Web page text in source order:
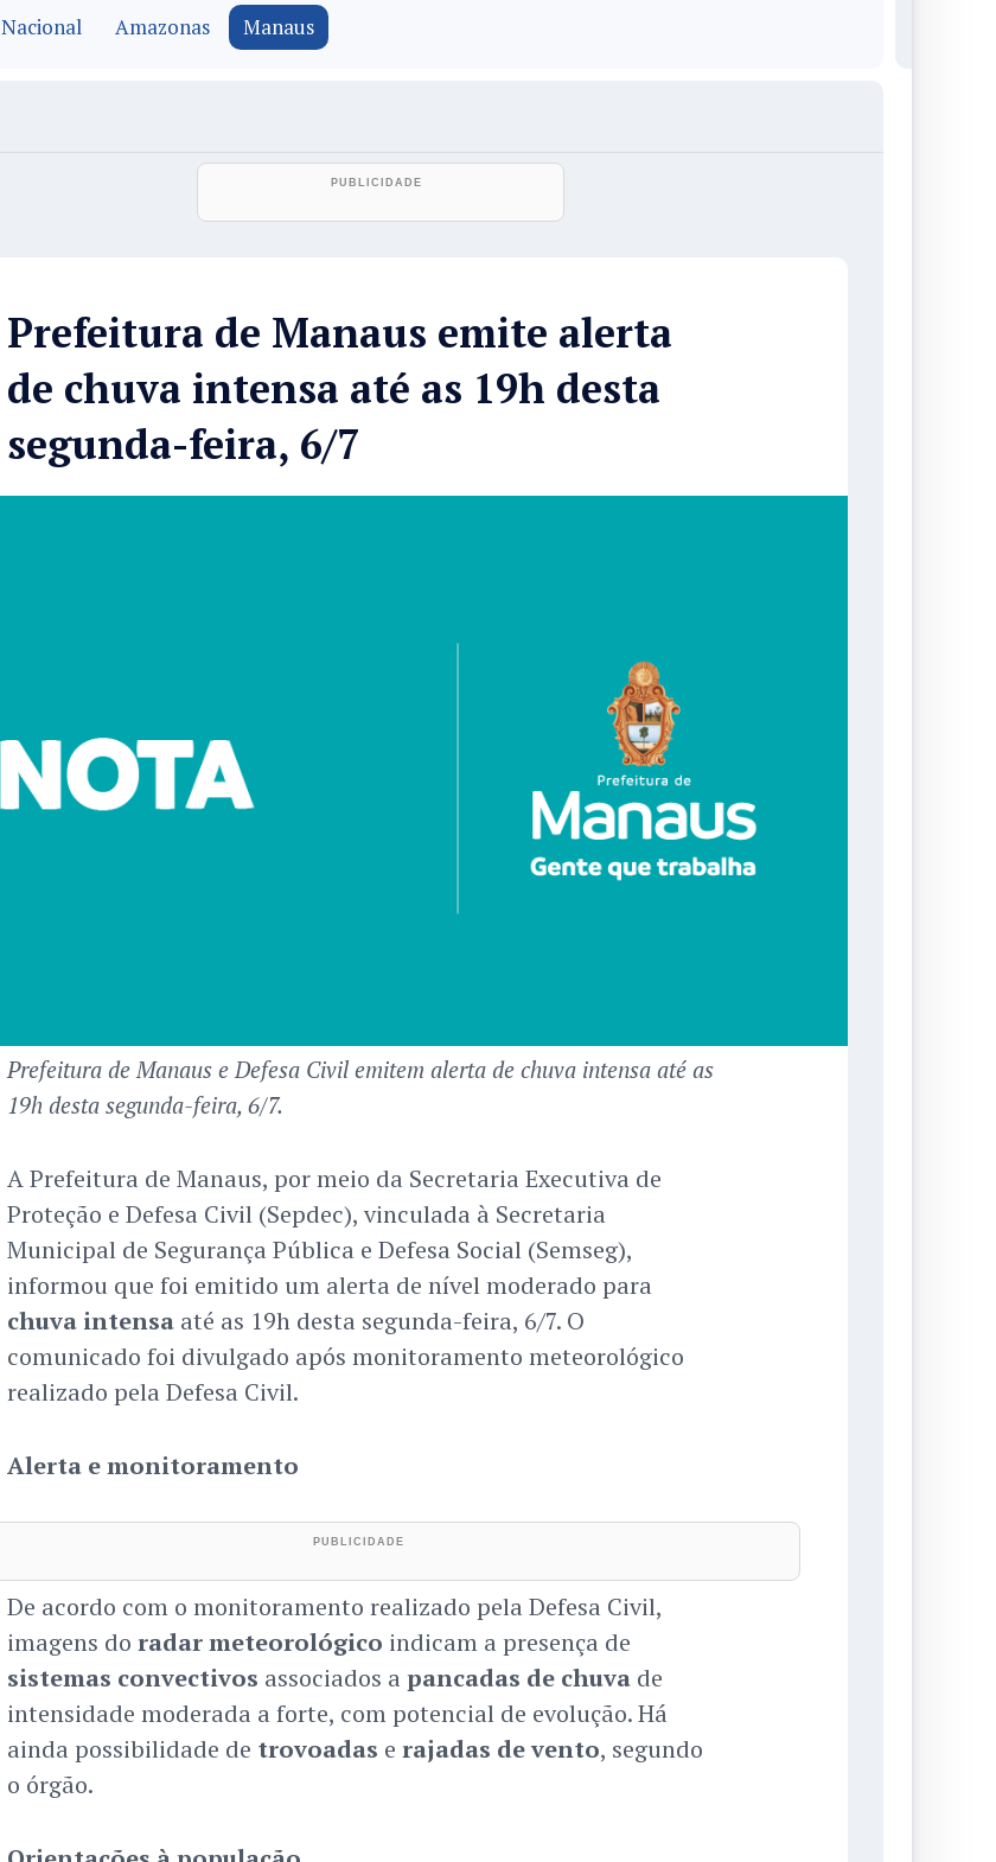
Nacional Amazonas Manaus
Prefeitura de Manaus emite alerta
de chuva intensa até as 19h desta
segunda-feira, 6/7
Prefeitura de Manaus e Defesa Civil emitem alerta de chuva intensa até as
19h desta segunda-feira, 6/7.
A Prefeitura de Manaus, por meio da Secretaria Executiva de
Proteção e Defesa Civil (Sepdec), vinculada à Secretaria
Municipal de Segurança Pública e Defesa Social (Semseg),
informou que foi emitido um alerta de nível moderado para
chuva intensaaté as 19h desta segunda-feira, 6/7. O
comunicado foi divulgado após monitoramento meteorológico
realizado pela Defesa Civil.
Alerta e monitoramento
De acordo com o monitoramento realizado pela Defesa Civil,
imagens do radar meteorológico indicam a presença de
sistemas convectivos associados a pancadas de chuvade
intensidade moderada a forte, com potencial de evolução. Há
ainda possibilidade de trovoadas e rajadas de vento, segundo
o órgão.